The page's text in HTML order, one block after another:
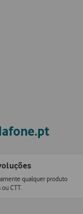
qualquer produto
CTT.